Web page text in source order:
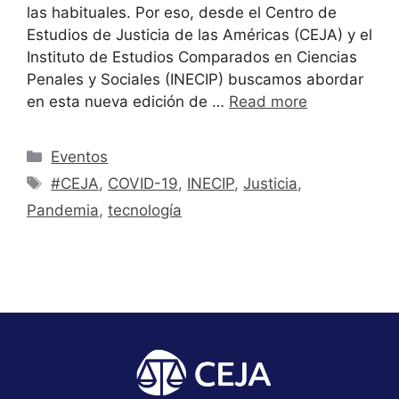
las habituales. Por eso, desde el Centro de
Estudios de Justicia de las Américas (CEJA) y el
Instituto de Estudios Comparados en Ciencias
Penales y Sociales (INECIP) buscamos abordar
en esta nueva edición de … Read more
Eventos
#CEJA, COVID-19, INECIP,Justicia,
Pandemia, tecnología